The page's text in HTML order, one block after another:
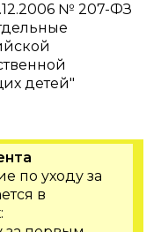
№ 207-ФЗ
детей"
по уходу за
в